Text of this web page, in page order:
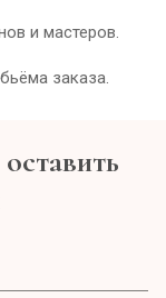
и мастеров.
заказа.